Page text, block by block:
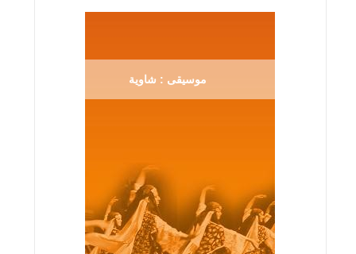
موسيقى : شاوية